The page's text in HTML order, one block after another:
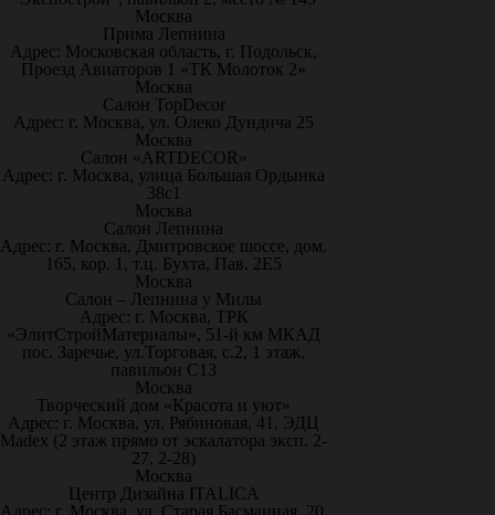
Москва
Прима Лепнина
Адрес: Московская область, г. Подольск,
Проезд Авиаторов 1 «ТК Молоток 2»
Москва
Салон TopDecor
Адрес: г. Москва, ул. Олеко Дундича 25
Москва
Салон «ARTDECOR»
Адрес: г. Москва, улица Большая Ордынка
38с1
Москва
Салон Лепнина
Адрес: г. Москва, Дмитровское шоссе, дом.
165, кор. 1, т.ц. Бухта, Пав. 2Е5
Москва
Салон – Лепнина у Милы
Адрес: г. Москва, ТРК
«ЭлитСтройМатериалы», 51-й км МКАД
пос. Заречье, ул.Торговая, с.2, 1 этаж,
павильон С13
Москва
Творческий дом «Красота и уют»
Адрес: г. Москва, ул. Рябиновая, 41, ЭДЦ
Madex (2 этаж прямо от эскалатора эксп. 2-
27, 2-28)
Москва
Центр Дизайна ITALICA
Адрес: г. Москва, ул. Старая Басманная, 20,